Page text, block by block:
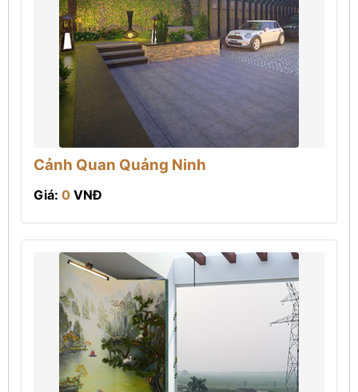
Cảnh Quan Quảng Ninh
Giá: 0 VNĐ